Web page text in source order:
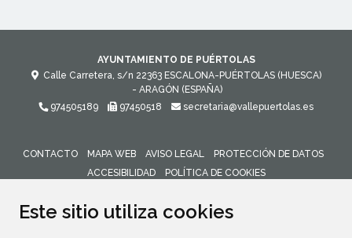
Este sitio utiliza cookies
AYUNTAMIENTO DE PUÉRTOLAS
Calle Carretera, s/n 22363 ESCALONA-PUÉRTOLAS (HUESCA)
- ARAGÓN (ESPAÑA)
974505189
97450518 secretaria@vallepuertolas.es
CONTACTO MAPA WEB AVISO LEGAL
PROTECCIÓN DE DATOS
ACCESIBILIDAD
POLÍTICA DE COOKIES